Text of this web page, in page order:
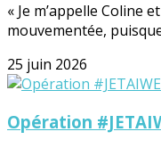
« Je m’appelle Coline
mouvementée,
25 juin 2026
Opération